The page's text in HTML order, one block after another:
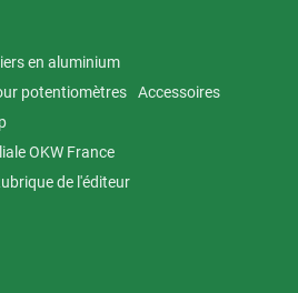
en aluminium
potentiomètres
Accessoires
OKW France
de l'éditeur